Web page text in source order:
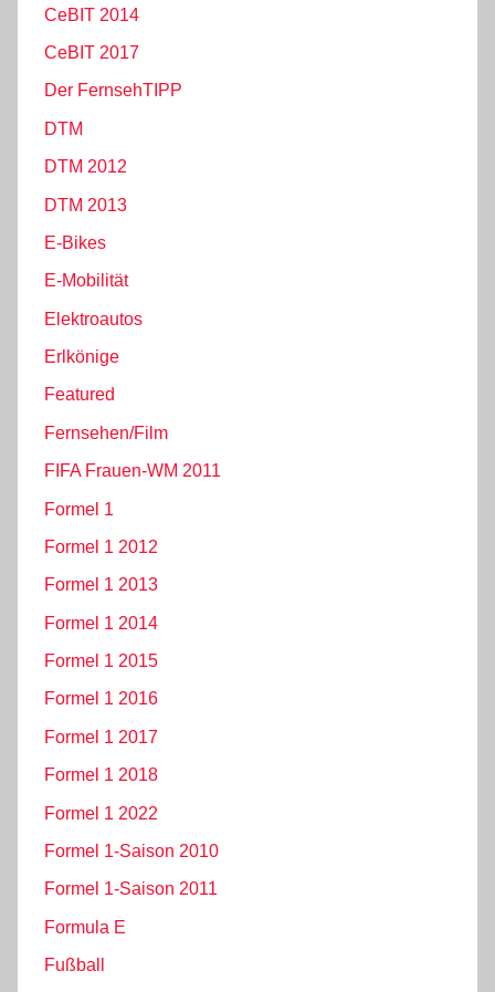
CeBIT 2014
CeBIT 2017
Der FernsehTIPP
DTM
DTM 2012
DTM 2013
E-Bikes
E-Mobilität
Elektroautos
Erlkönige
Featured
Fernsehen/Film
FIFA Frauen-WM 2011
Formel 1
Formel 1 2012
Formel 1 2013
Formel 1 2014
Formel 1 2015
Formel 1 2016
Formel 1 2017
Formel 1 2018
Formel 1 2022
Formel 1-Saison 2010
Formel 1-Saison 2011
Formula E
Fußball